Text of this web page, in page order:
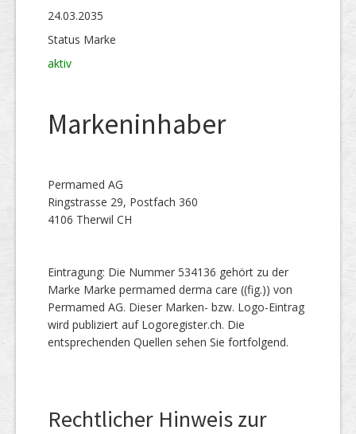
24.03.2035
Status Marke
aktiv
Markeninhaber
Permamed AG
Ringstrasse 29, Postfach 360
4106 Therwil CH
Eintragung: Die Nummer 534136 gehört zu der
Marke Marke permamed derma care ((fig.)) von
Permamed AG. Dieser Marken- bzw. Logo-Eintrag
wird publiziert auf Logoregister.ch. Die
entsprechenden Quellen sehen Sie fortfolgend.
Rechtlicher Hinweis zur